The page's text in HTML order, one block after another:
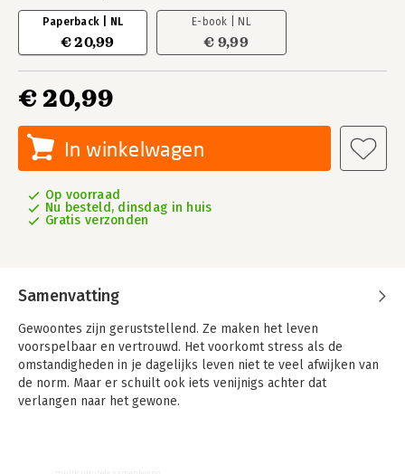
Paperback | NL
€ 20,99
E-book | NL
€ 9,99
€ 20,99
In winkelwagen
Op voorraad
Nu besteld, dinsdag in huis
Gratis verzonden
Samenvatting
Gewoontes zijn geruststellend. Ze maken het leven
voorspelbaar en vertrouwd. Het voorkomt stress als de
omstandigheden in je dagelijks leven niet te veel afwijken van
de norm. Maar er schuilt ook iets venijnigs achter dat
verlangen naar het gewone.
wordt dan een keurslijf, een poging een verloren verleden te